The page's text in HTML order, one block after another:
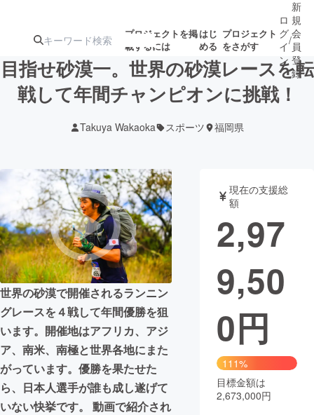
プロジェクトを掲
載するには
はじ
める
プロジェクト
をさがす
ターン
ジェクト
募集終了が近いプ
ロジェクト
アート・写真 音楽
テクノロジー・ガジェット ゲーム・サ
映像・映画
ビジネス・起業
まちづくり・地域活性化
CAMPFIRE for Social Good
CAMPFIRE Creation
CAMPFIREふるさと納税machi-ya コミュニティ
ロ
グ
イ
ン
/
新
規
会
員
登
録
目指せ砂漠一。世界の砂漠レースを転
戦して年間チャンピオンに挑戦！
Takuya Wakaoka スポーツ 福岡県
世界の砂漠で開催されるランニン
グレースを４戦して年間優勝を狙
います。開催地はアフリカ、アジ
ア、南米、南極と世界各地にまた
がっています。優勝を果たせた
ら、日本人選手が誰も成し遂げて
いない快挙です。 動画で紹介され
現在の支援総
額
2,97
9,50
0円
111%
目標金額は
2,673,000円